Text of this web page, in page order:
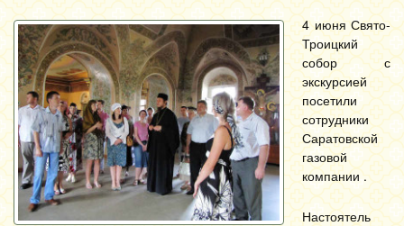
4 июня Свято-
Троицкий
собор с
экскурсией
посетили
сотрудники
Саратовской
газовой
компании .
Настоятель